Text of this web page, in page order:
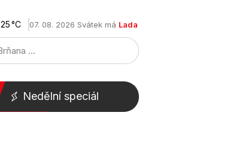
25 07. 08. 2026 Svátek má Lada
Nedělní speciál